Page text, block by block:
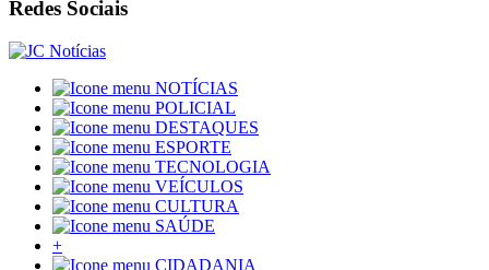
Redes Sociais
NOTÍCIAS
POLICIAL
DESTAQUES
ESPORTE
TECNOLOGIA
VEÍCULOS
CULTURA
SAÚDE
+
CIDADANIA